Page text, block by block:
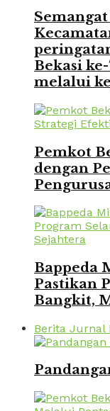
Bekasi
melalui
Pemkot
dengan
Bappeda
Pastikan
Bangkit,
Berita Jurnal